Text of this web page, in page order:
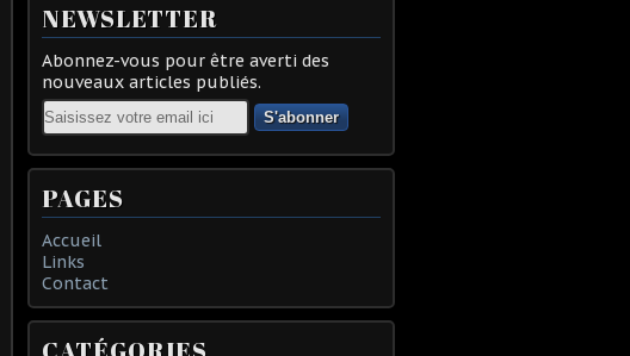
NEWSLETTER
Abonnez-vous pour être averti des
nouveaux articles publiés.
Email
PAGES
Accueil
Links
Contact